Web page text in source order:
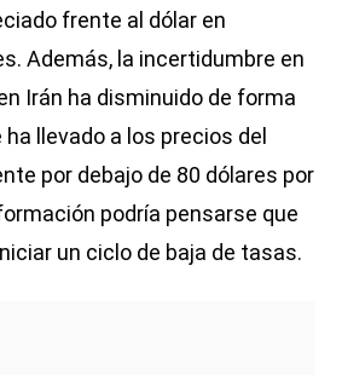
frente al dólar en
Además, la incertidumbre en
Irán ha disminuido de forma
llevado a los precios del
por debajo de 80 dólares por
podría pensarse que
un ciclo de baja de tasas.